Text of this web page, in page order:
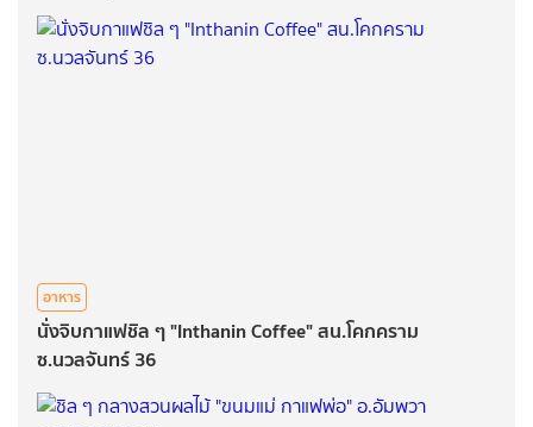
อาหาร
นั่งจิบกาแฟชิล ๆ "Inthanin Coffee" สน.โคกคราม
ซ.นวลจันทร์ 36